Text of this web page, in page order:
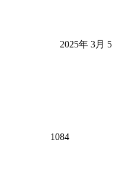
2025年 3月 5
1084